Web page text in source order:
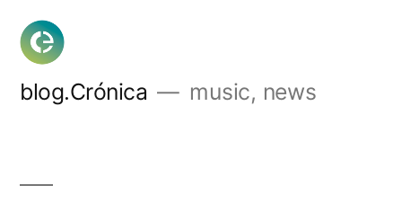
Skip
content
blog.Crónica music, news